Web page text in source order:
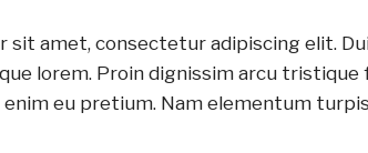
sit amet, consectetur adipiscing elit.
lorem. Proin dignissim arcu
enim eu pretium. Nam elementum